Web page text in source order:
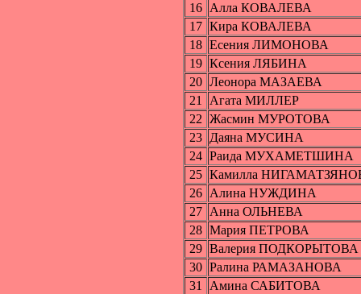
16 Алла КОВАЛЕВА
17 Кира КОВАЛЕВА
18 Есения ЛИМОНОВА
19 Ксения ЛЯБИНА
20 Леонора МАЗАЕВА
21 Агата МИЛЛЕР
22 Жасмин МУРОТОВА
23 Даяна МУСИНА
24 Раида МУХАМЕТШИНА
25 Камилла
26 Алина НУЖДИНА
27 Анна ОЛЬНЕВА
28 Мария ПЕТРОВА
29 Валерия ПОДКОРЫТОВА
30 Ралина РАМАЗАНОВА
31 Амина САБИТОВА